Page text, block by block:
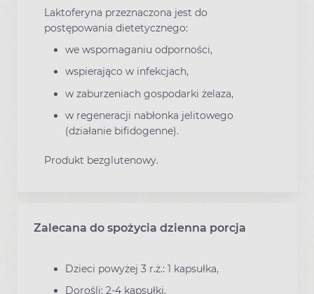
Laktoferyna przeznaczona jest do
postępowania dietetycznego:
we wspomaganiu odporności,
wspierająco w infekcjach,
w zaburzeniach gospodarki żelaza,
w regeneracji nabłonka jelitowego
(działanie bifidogenne).
Produkt bezglutenowy.
Zalecana do spożycia dzienna porcja
Dzieci powyżej 3 r.ż.: 1 kapsułka,
Dorośli: 2-4 kapsułki.